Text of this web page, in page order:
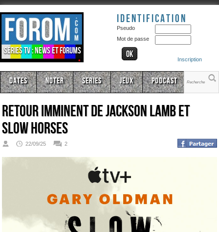
Séries TV : news et forums
Identification
Pseudo
Mot de passe
Inscription
Dates Noter Series Jeux Podcast
Retour imminent de Jackson Lamb et
Slow Horses
22/09/25 2